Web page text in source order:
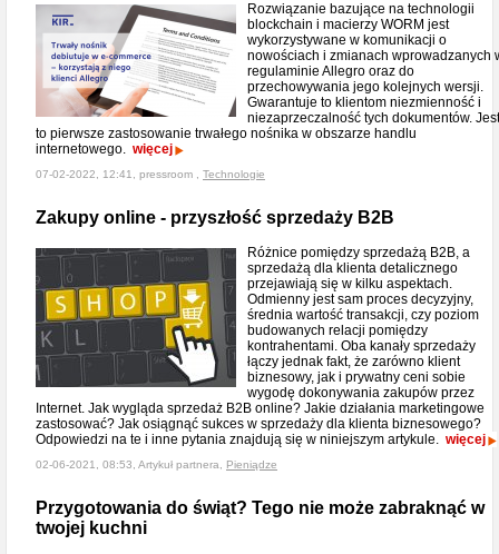
Rozwiązanie bazujące na technologii
blockchain i macierzy WORM jest
wykorzystywane w komunikacji o
nowościach i zmianach wprowadzanych
regulaminie Allegro oraz do
przechowywania jego kolejnych wersji.
Gwarantuje to klientom niezmienność i
niezaprzeczalność tych dokumentów. Jest
to pierwsze zastosowanie trwałego nośnika w obszarze handlu
internetowego. więcej
07-02-2022, 12:41, pressroom , Technologie
Zakupy online - przyszłość sprzedaży B2B
Różnice pomiędzy sprzedażą B2B, a
sprzedażą dla klienta detalicznego
przejawiają się w kilku aspektach.
Odmienny jest sam proces decyzyjny,
średnia wartość transakcji, czy poziom
budowanych relacji pomiędzy
kontrahentami. Oba kanały sprzedaży
łączy jednak fakt, że zarówno klient
biznesowy, jak i prywatny ceni sobie
wygodę dokonywania zakupów przez
Internet. Jak wygląda sprzedaż B2B online? Jakie działania marketingowe
zastosować? Jak osiągnąć sukces w sprzedaży dla klienta biznesowego?
Odpowiedzi na te i inne pytania znajdują się w niniejszym artykule. więcej
02-06-2021, 08:53, Artykuł partnera, Pieniądze
Przygotowania do świąt? Tego nie może zabraknąć w
twojej kuchni